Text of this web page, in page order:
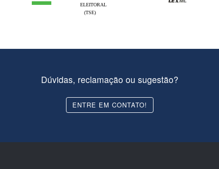
ELEITORAL
(TSE)
Dúvidas, reclamação ou sugestão?
ENTRE EM CONTATO!